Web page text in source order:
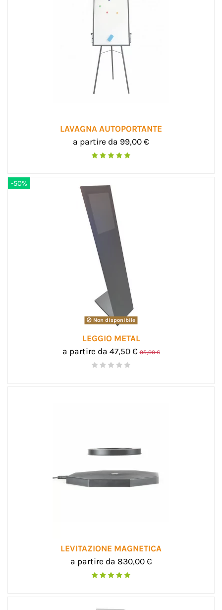
LAVAGNA AUTOPORTANTE
a partire da 99,00 €
-50%
Non disponibile
LEGGIO METAL
a partire da 47,50 € 95,00 €
LEVITAZIONE MAGNETICA
a partire da 830,00 €